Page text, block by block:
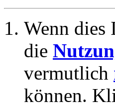
Wenn dies
die
vermutlich
können.